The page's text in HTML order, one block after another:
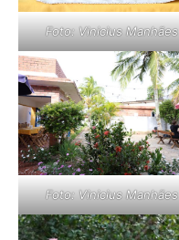
Foto: Vinicius Manhães
Foto: Vinicius Manhães